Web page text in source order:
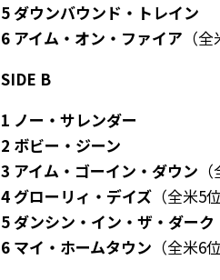
5 ダウンバウンド・トレイン
6 アイム・オン・ファイア （
SIDE B
1 ノー・サレンダー
2 ボビー・ジーン
3 アイム・ゴーイン・ダウン
4 グローリィ・デイズ （全米5
5 ダンシン・イン・ザ・ダーク
6 マイ・ホームタウン （全米6